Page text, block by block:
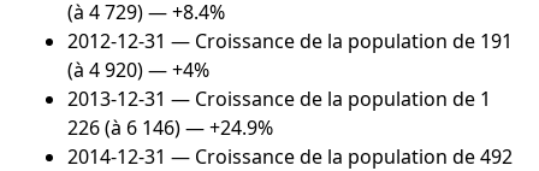
(à 4 729) — +8.4%
2012-12-31 — Croissance de la population de 191
(à 4 920) — +4%
2013-12-31 — Croissance de la population de 1
226 (à 6 146) — +24.9%
2014-12-31 — Croissance de la population de 492